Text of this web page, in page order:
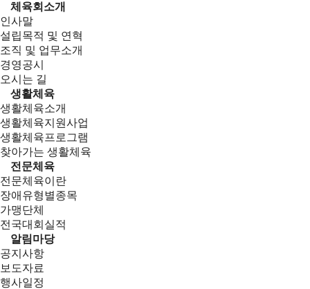
체육회소개
인사말
설립목적 및 연혁
조직 및 업무소개
경영공시
오시는 길
생활체육
생활체육소개
생활체육지원사업
생활체육프로그램
찾아가는 생활체육
전문체육
전문체육이란
장애유형별종목
가맹단체
전국대회실적
알림마당
공지사항
보도자료
행사일정